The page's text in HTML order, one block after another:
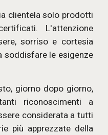
clientela solo prodotti
L'attenzione
sorriso e cortesia
soddisfare le esigenze
giorno dopo giorno,
riconoscimenti a
considerata a tutti
più apprezzate della